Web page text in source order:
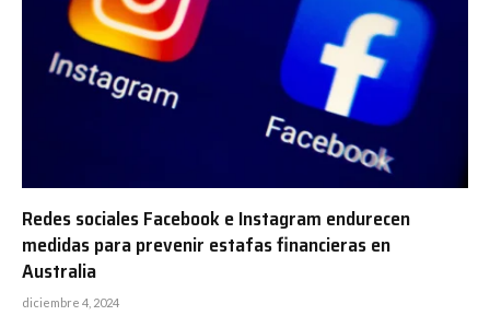
Redes sociales Facebook e Instagram endurecen
medidas para prevenir estafas financieras en
Australia
diciembre 4, 2024